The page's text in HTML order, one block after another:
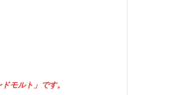
モルト」です。